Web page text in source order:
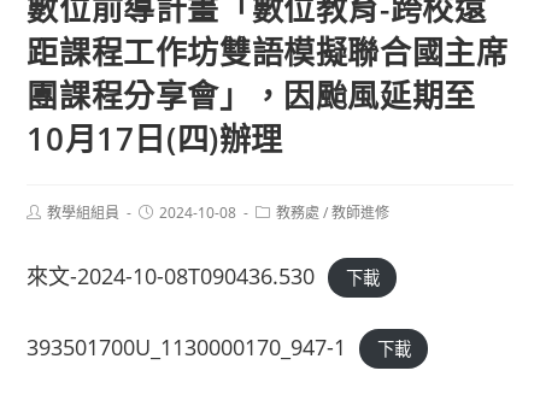
距課程工作坊雙語模擬聯合國主席
團課程分享會」，因颱風延期至
10月17日(四)辦理
Post教學組組員
Post2024-10-08
Post教務處 / 教師進修
來文-2024-10-08T090436.530 下載
393501700U_1130000170_947-1 下載